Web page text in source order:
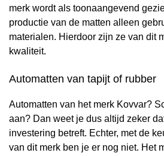
merk wordt als toonaangevend
productie van de matten alleen
materialen. Hierdoor zijn ze van dit
kwaliteit.
Automatten van tapijt of rubber
Automatten van het merk Kovvar?
aan? Dan weet je dus altijd zeker
investering betreft. Echter, met de
van dit merk ben je er nog niet. Het